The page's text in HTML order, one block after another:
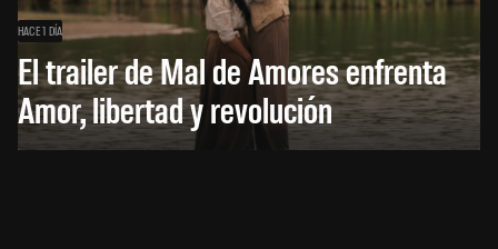
HACE 1 DÍA
El trailer de Mal de Amores enfrenta
Amor, libertad y revolución